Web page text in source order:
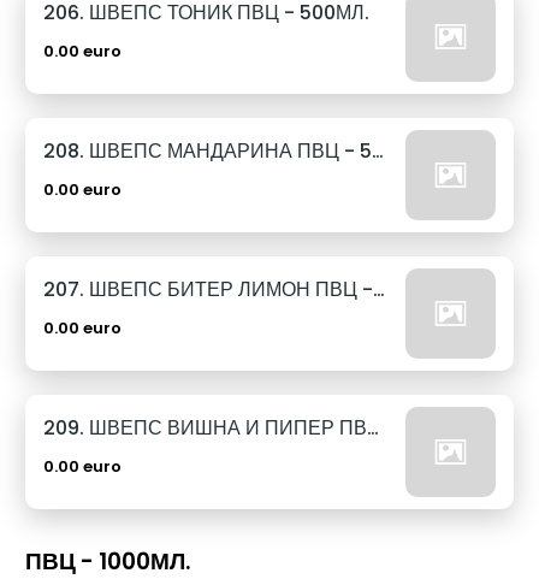
206. ШВЕПС ТОНИК ПВЦ - 500МЛ.
0.00 euro
208. ШВЕПС МАНДАРИНА ПВЦ - 500МЛ.
0.00 euro
207. ШВЕПС БИТЕР ЛИМОН ПВЦ - 500МЛ.
0.00 euro
209. ШВЕПС ВИШНА И ПИПЕР ПВЦ - 500МЛ.
0.00 euro
ПВЦ - 1000МЛ.